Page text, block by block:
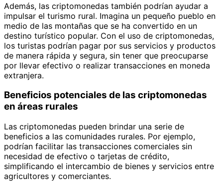
Además, las criptomonedas también podrían ayudar a
impulsar el turismo rural. Imagina un pequeño pueblo en
medio de las montañas que se ha convertido en un
destino turístico popular. Con el uso de criptomonedas,
los turistas podrían pagar por sus servicios y productos
de manera rápida y segura, sin tener que preocuparse
por llevar efectivo o realizar transacciones en moneda
extranjera.
Beneficios potenciales de las criptomonedas
en áreas rurales
Las criptomonedas pueden brindar una serie de
beneficios a las comunidades rurales. Por ejemplo,
podrían facilitar las transacciones comerciales sin
necesidad de efectivo o tarjetas de crédito,
simplificando el intercambio de bienes y servicios entre
agricultores y comerciantes.